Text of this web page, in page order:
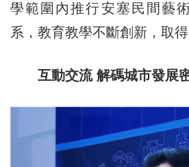
學範圍內推行安塞民間藝
系，教育教學不斷創新，取得
互動交流 解碼城市發展